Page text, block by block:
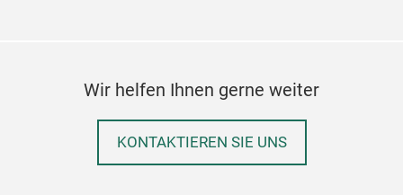
Wir helfen Ihnen gerne weiter
KONTAKTIEREN SIE UNS